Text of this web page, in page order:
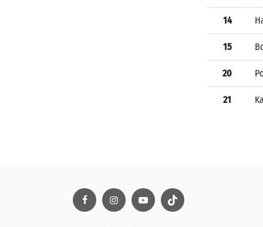
14
15
20
21